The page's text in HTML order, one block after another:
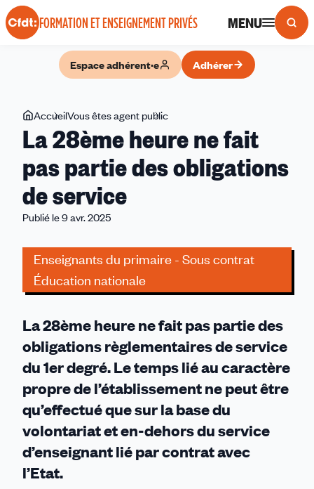
Panneau de gestion des cookies
FORMATION ET ENSEIGNEMENT PRIVÉS MENU
Espace adhérent·e Adhérer
Vous
êtes
ici
AccueilVous êtes agent public
28ème
heure
ne
obligations
service
La 28ème heure ne fait
pas partie des obligations
de service
Publié le 9 avr. 2025
Enseignants du primaire - Sous contrat
Éducation nationale
La 28ème heure ne fait pas partie des
obligations règlementaires de service
du 1er degré. Le temps lié au caractère
propre de l’établissement ne peut être
qu’effectué que sur la base du
volontariat et en-dehors du service
d’enseignant lié par contrat avec
l’Etat.